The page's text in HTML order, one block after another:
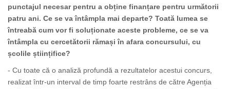
punctajul necesar pentru a obține finanțare pentru următorii
patru ani. Ce se va întâmpla mai departe? Toată lumea se
întreabă cum vor fi soluționate aceste probleme, ce se va
întâmpla cu cercetătorii rămași în afara concursului, cu
școlile științifice?
- Cu toate că o analiză profundă a rezultatelor acestui concurs,
realizat într-un interval de timp foarte restrâns de către Agenția